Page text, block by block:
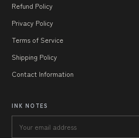
Refund Policy
Privacy Policy
Terms of Service
Shipping Policy
Contact Information
INK NOTES